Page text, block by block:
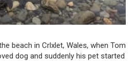
beach in Crlxlet, Wales, when Tom
dog and suddenly his pet started